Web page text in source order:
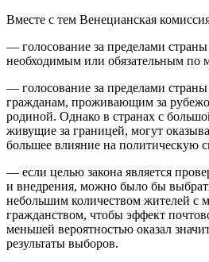
Вместе с тем Венецианская
— голосование за пределами страны
необходимым или обязательным по
— голосование за пределами
гражданам, проживающим за
родиной. Однако в странах с
живущие за границей, могут
большее влияние на политическую
— если целью закона является
и внедрения, можно было бы
небольшим количеством жителей с
гражданством, чтобы эффект
меньшей вероятностью оказал
результаты выборов.